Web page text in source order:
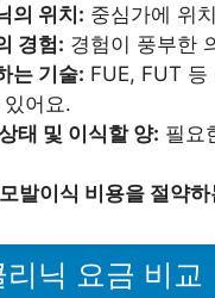
의 위치: 중심가에 위
경험: 경험이 풍부한
는 기술: FUE, FUT
어요.
태 및 이식할 양: 필요
발이식 비용을 절약
리닉 요금 비교